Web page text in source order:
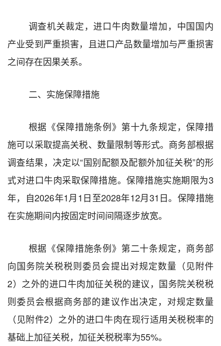
调查机关裁定，进口牛肉数量增加，中国国内
产业受到严重损害，且进口产品数量增加与严重损害
之间存在因果关系。
二、实施保障措施
根据《保障措施条例》第十九条规定，保障措
施可以采取提高关税、数量限制等形式。商务部根据
调查结果，决定以“国别配额及配额外加征关税”的形
式对进口牛肉采取保障措施。保障措施实施期限为3
年，自2026年1月1 日至2028年12月31 日。 保障措施
在实施期间内按固定时间间隔逐步放宽。
根据《保障措施条例》第二十条规定，商务部
向国务院关税税则委员会提出对规定数量（见附件
2）之外的进口牛肉加征关税的建议，国务院关税税
则委员会根据商务部的建议作出决定，对规定数量
（见附件2）之外的进口牛肉在现行适用关税税率的
基础上加征关税，加征关税税率为55%。